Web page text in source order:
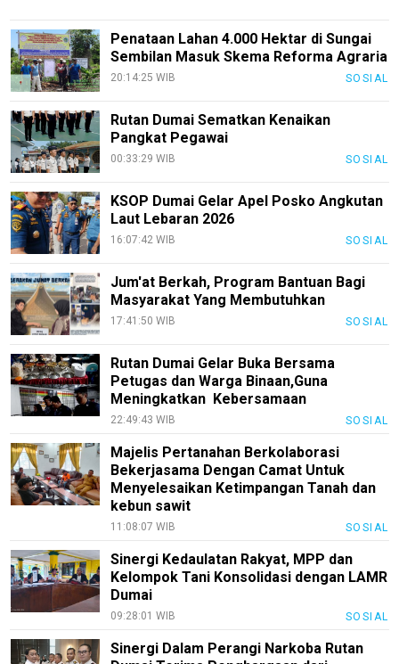
Penataan Lahan 4.000 Hektar di Sungai
Sembilan Masuk Skema Reforma Agraria
20:14:25 WIB SOSIAL
Rutan Dumai Sematkan Kenaikan
Pangkat Pegawai
00:33:29 WIB SOSIAL
KSOP Dumai Gelar Apel Posko Angkutan
Laut Lebaran 2026
16:07:42 WIB SOSIAL
Jum'at Berkah, Program Bantuan Bagi
Masyarakat Yang Membutuhkan
17:41:50 WIB SOSIAL
Rutan Dumai Gelar Buka Bersama
Petugas dan Warga Binaan,Guna
Meningkatkan Kebersamaan
22:49:43 WIB SOSIAL
Majelis Pertanahan Berkolaborasi
Bekerjasama Dengan Camat Untuk
Menyelesaikan Ketimpangan Tanah dan
kebun sawit
11:08:07 WIB SOSIAL
Sinergi Kedaulatan Rakyat, MPP dan
Kelompok Tani Konsolidasi dengan LAMR
Dumai
09:28:01 WIB SOSIAL
Sinergi Dalam Perangi Narkoba Rutan
Recipes
Loker
KuansingTerkini
Bisnis
Sehat
PotensiRohil
LabuhanBatu
Info
Rohul
Nusapos
Karir
Kode
Etik
Internal
Disclaimer
Tentang
Kami
Pedoman
Media